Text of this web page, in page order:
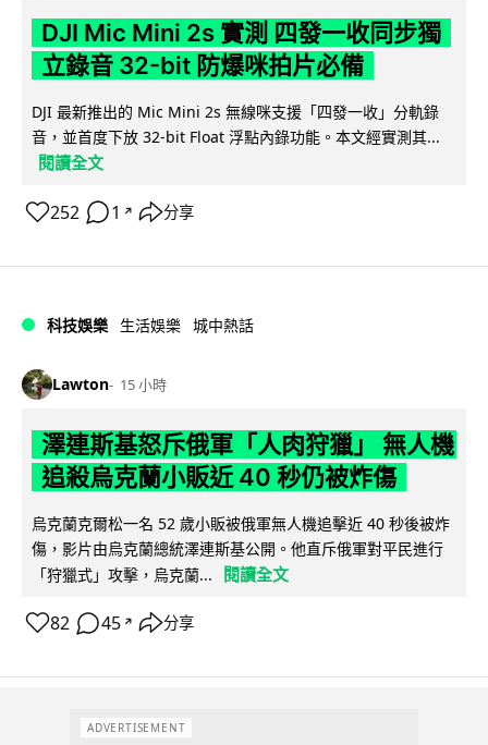
DJI Mic Mini 2s 實測 四發一收同步獨
立錄音 32-bit 防爆咪拍片必備
DJI 最新推出的 Mic Mini 2s 無線咪支援「四發一收」分軌錄
音，並首度下放 32-bit Float 浮點內錄功能。本文經實測其...
閱讀全文
252 1 ↗ 分享
科技娛樂 生活娛樂 城中熱話
Lawton 15 小時
澤連斯基怒斥俄軍「人肉狩獵」 無人機
追殺烏克蘭小販近 40 秒仍被炸傷
烏克蘭克爾松一名 52 歲小販被俄軍無人機追擊近 40 秒後被炸
傷，影片由烏克蘭總統澤連斯基公開。他直斥俄軍對平民進行
「狩獵式」攻擊，烏克蘭...
閱讀全文
82 45 ↗ 分享
ADVERTISEMENT